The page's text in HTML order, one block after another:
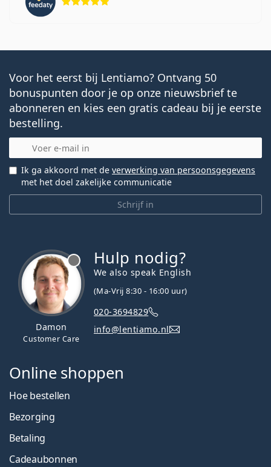
Voor het eerst bij Lentiamo? Ontvang 50
bonuspunten door je op onze nieuwsbrief te
abonneren en kies een gratis cadeau bij je eerste
bestelling.
E-mail
Schrijf in
Ik ga akkoord met de verwerking van persoonsgegevens
met het doel zakelijke communicatie
Damon
Customer Care
Hulp nodig?
We also speak English
(Ma-Vrij 8:30 - 16:00 uur)
020-3694829
info@lentiamo.nl
Online shoppen
Hoe bestellen
Bezorging
Betaling
Cadeaubonnen